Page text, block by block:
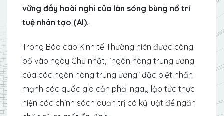
vững đầy hoài nghi của làn sóng bùng nổ trí
tuệ nhân tạo (AI).
Trong Báo cáo Kinh tế Thường niên được công
bố vào ngày Chủ nhật, “ngân hàng trung ương
của các ngân hàng trung ương” đặc biệt nhấn
mạnh các quốc gia cần phải ngay lập tức thực
hiện các chính sách quản trị có kỷ luật để ngăn